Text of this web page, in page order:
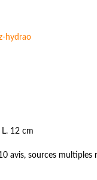
12 cm
avis, sources multiples